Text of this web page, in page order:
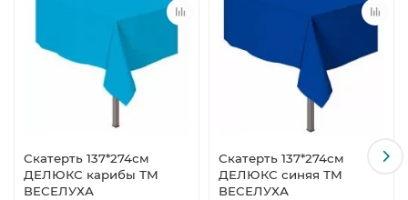
Скатерть 137*274см
ДЕЛЮКС карибы ТМ
ВЕСЕЛУХА
Скатерть 137*274см
ДЕЛЮКС синяя ТМ
ВЕСЕЛУХА